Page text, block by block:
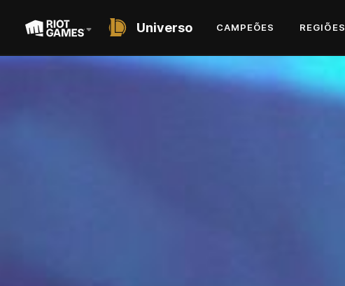
Universo CAMPEÕES REGIÕES